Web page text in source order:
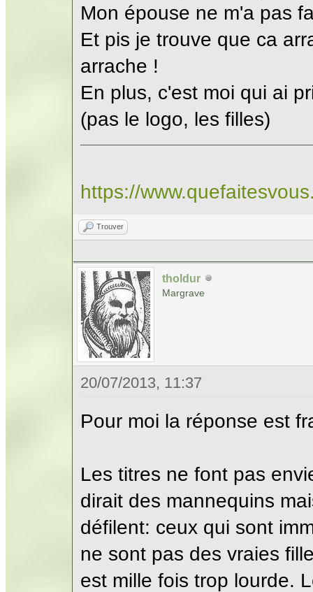
Mon épouse ne m'a pas
Et pis je trouve que ca
arrache !
En plus, c'est moi qui ai
(pas le logo, les filles)
https://
Trouver
tholdur
Margrave
20/07/2013, 11:37
Pour moi la réponse est
Les titres ne font pas
dirait des mannequins
défilent: ceux qui sont
ne sont pas des vraies
est mille fois trop lourde.